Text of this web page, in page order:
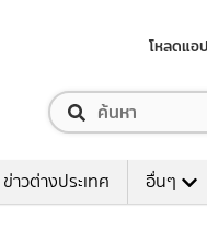
โหลดแอป
ข่าวต่างประเทศ อื่นๆ